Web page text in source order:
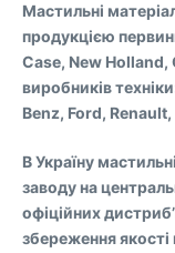
Мастильні
продукцією
Case, New Holland,
виробників
Benz, Ford, Renault,
В Україну
заводу на
офіційних
збереження якості